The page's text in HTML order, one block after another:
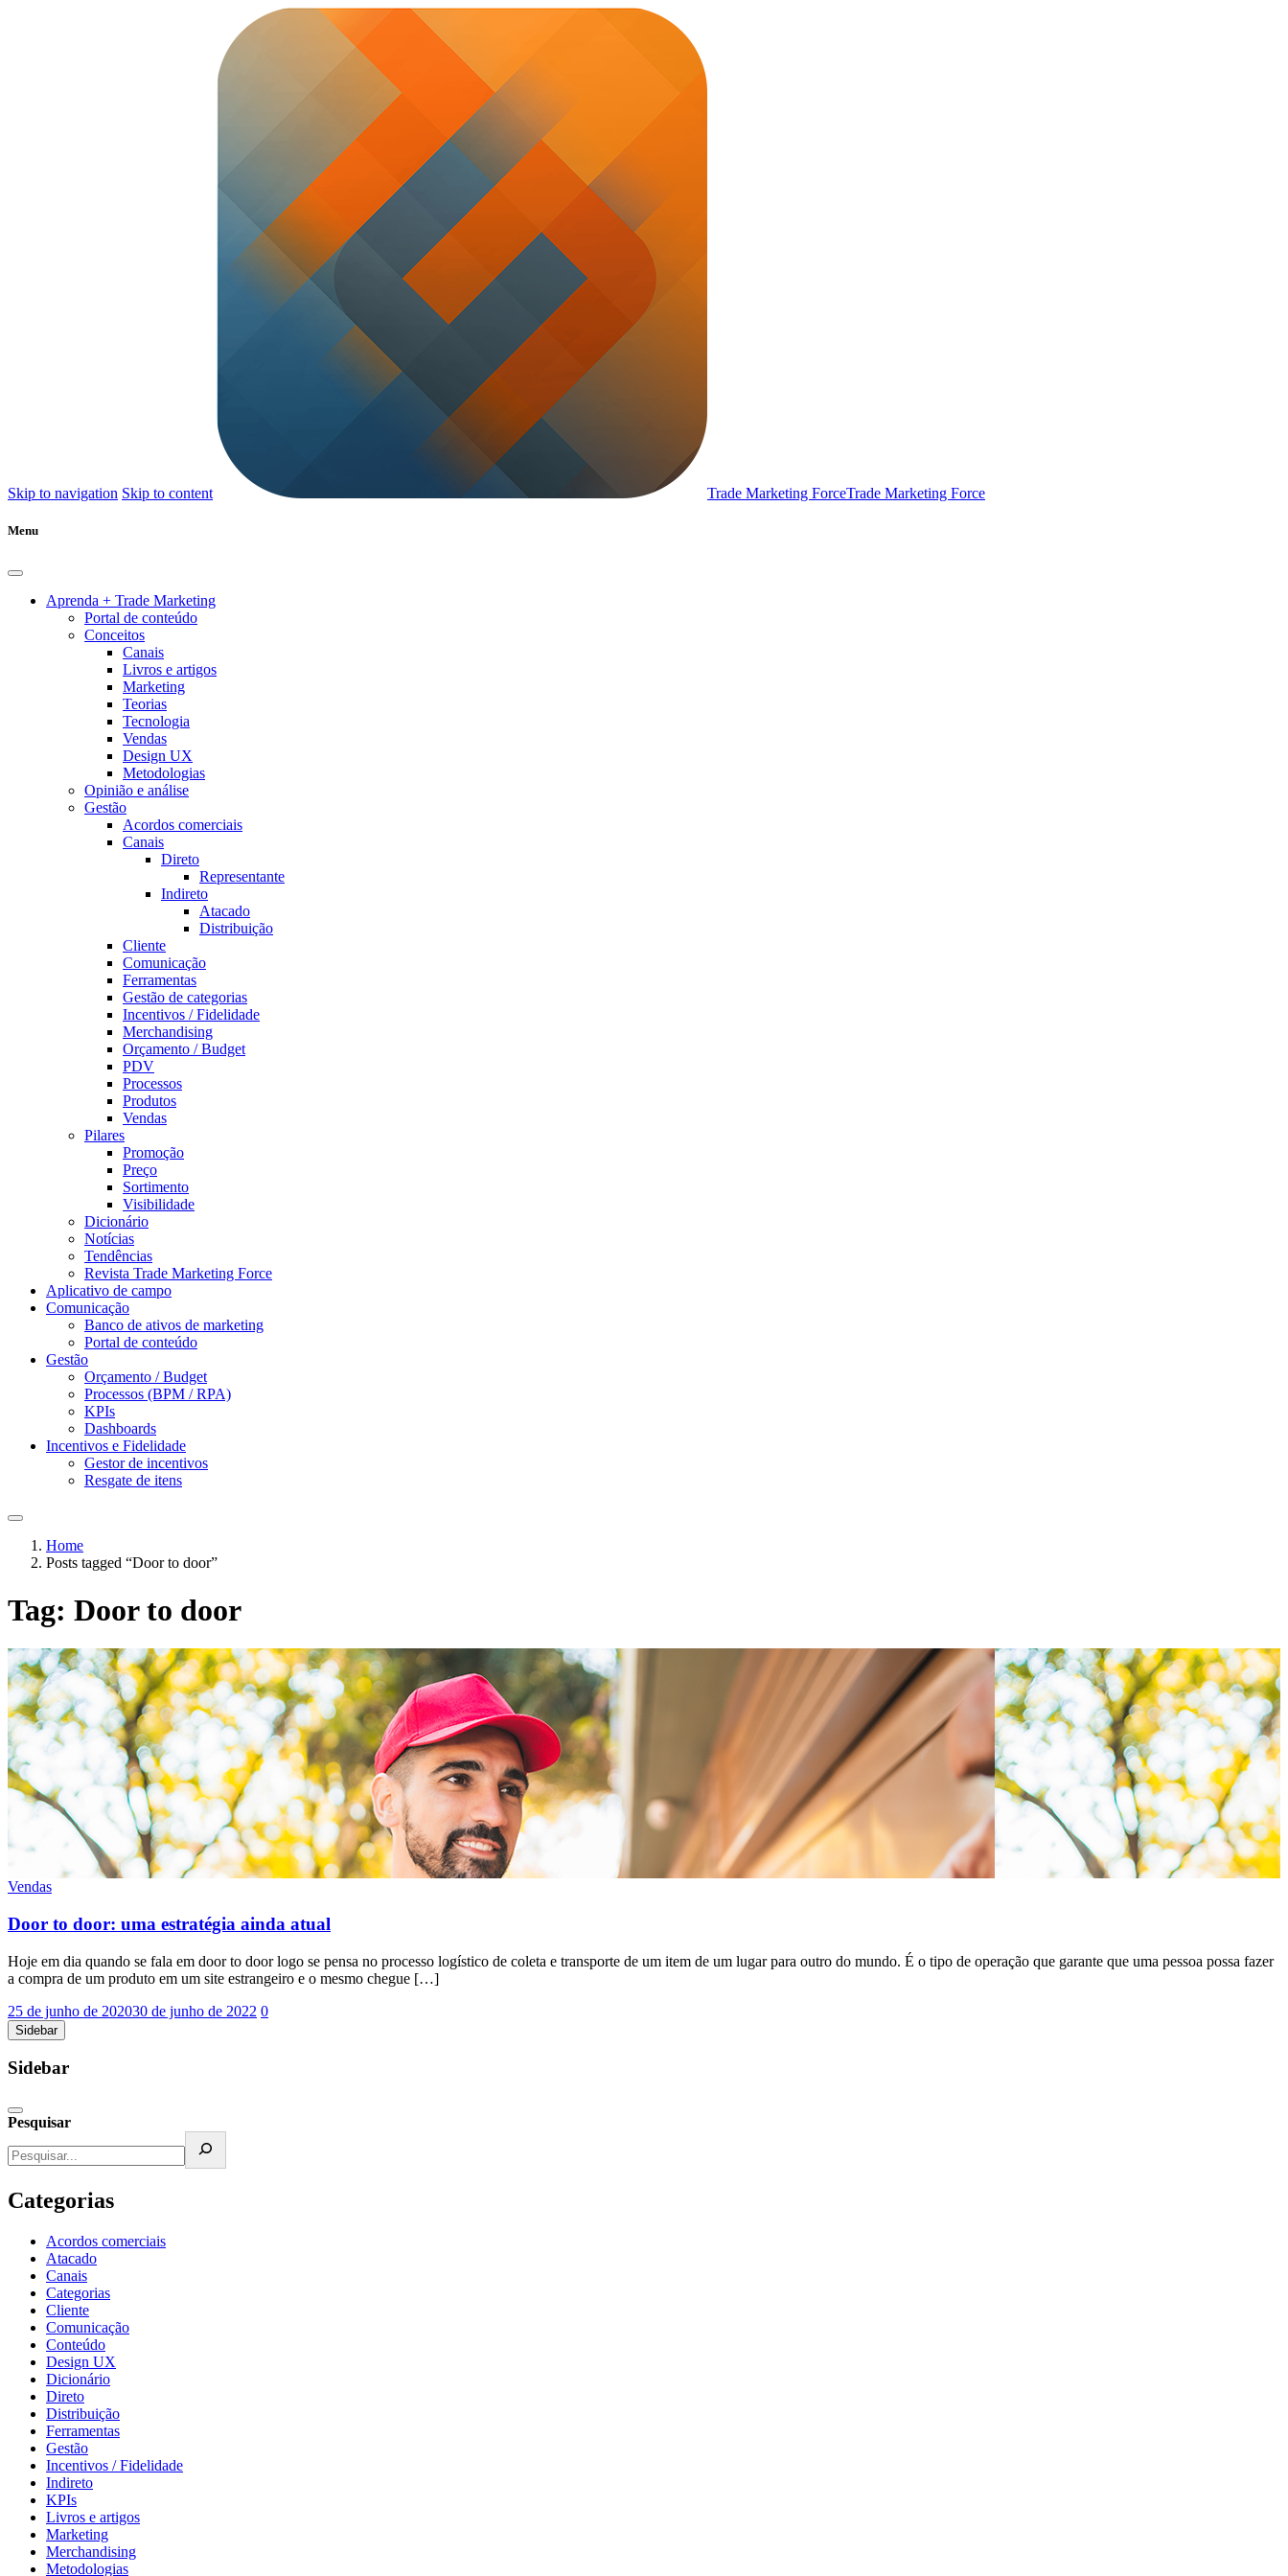
Skip to navigation Skip to content Trade Marketing ForceTrade Marketing Force
Menu
Aprenda + Trade Marketing
Portal de conteúdo
Conceitos
Canais
Livros e artigos
Marketing
Teorias
Tecnologia
Vendas
Design UX
Metodologias
Opinião e análise
Gestão
Acordos comerciais
Canais
Direto
Representante
Indireto
Atacado
Distribuição
Cliente
Comunicação
Ferramentas
Gestão de categorias
Incentivos / Fidelidade
Merchandising
Orçamento / Budget
PDV
Processos
Produtos
Vendas
Pilares
Promoção
Preço
Sortimento
Visibilidade
Dicionário
Notícias
Tendências
Revista Trade Marketing Force
Aplicativo de campo
Comunicação
Banco de ativos de marketing
Portal de conteúdo
Gestão
Orçamento / Budget
Processos (BPM / RPA)
KPIs
Dashboards
Incentivos e Fidelidade
Gestor de incentivos
Resgate de itens
Home
Posts tagged “Door to door”
Tag: Door to door
Vendas
Door to door: uma estratégia ainda atual
Hoje em dia quando se fala em door to door logo se pensa no processo logístico de coleta e transporte de um item de um lugar para outro do mundo. É o tipo de operação que garante que uma pessoa possa fazer
a compra de um produto em um site estrangeiro e o mesmo chegue […]
25 de junho de 202030 de junho de 2022 0
Sidebar
Sidebar
Pesquisar
Categorias
Acordos comerciais
Atacado
Canais
Categorias
Cliente
Comunicação
Conteúdo
Design UX
Dicionário
Direto
Distribuição
Ferramentas
Gestão
Incentivos / Fidelidade
Indireto
KPIs
Livros e artigos
Marketing
Merchandising
Metodologias